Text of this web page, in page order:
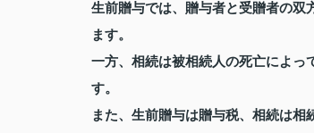
生前贈与では、贈与者と受贈者の双
ます。
一方、相続は被相続人の死亡によっ
す。
また、生前贈与は贈与税、相続は